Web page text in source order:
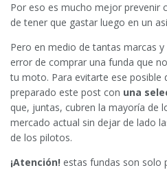
Por eso es mucho mejor prevenir
de tener que gastar luego en un
Pero en medio de tantas marcas
error de comprar una funda que
tu moto. Para evitarte ese posible
preparado este post con una
que, juntas, cubren la mayoría de
mercado actual sin dejar de lado
de los pilotos.
¡Atención! estas fundas son solo